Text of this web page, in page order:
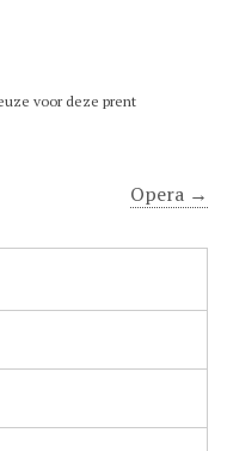
voor deze prent
Opera →